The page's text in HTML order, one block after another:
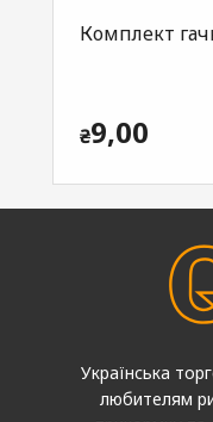
Комплект
₴9,00
Українська
любителям